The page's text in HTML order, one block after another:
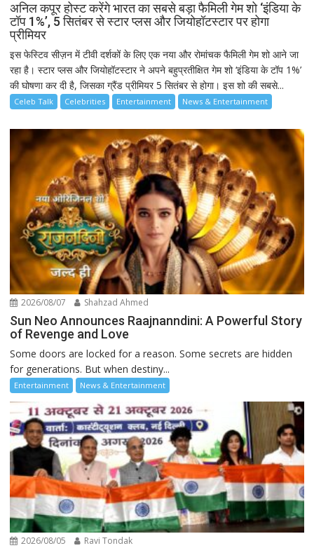
अनिल कपूर होस्ट करेंगे भारत का सबसे बड़ा फैमिली गेम शो ‘इंडिया के
टॉप 1%’, 5 सितंबर से स्टार प्लस और जियोहॉटस्टार पर होगा
प्रीमियर
इस फेस्टिव सीज़न में टीवी दर्शकों के लिए एक नया और रोमांचक फैमिली गेम शो आने जा
रहा है। स्टार प्लस और जियोहॉटस्टार ने अपने बहुप्रतीक्षित गेम शो ‘इंडिया के टॉप 1%’
की घोषणा कर दी है, जिसका ग्रैंड प्रीमियर 5 सितंबर से होगा। इस शो की सबसे...
Celeb Talk Celebrities Entertainment News & Entertainment
2026/08/07 Shahzad Ahmed
Sun Neo Announces Raajnanndini: A Powerful Story
of Revenge and Love
Some doors are locked for a reason. Some secrets are hidden
for generations. But when destiny...
Entertainment News & Entertainment
2026/08/05 Ravi Tondak